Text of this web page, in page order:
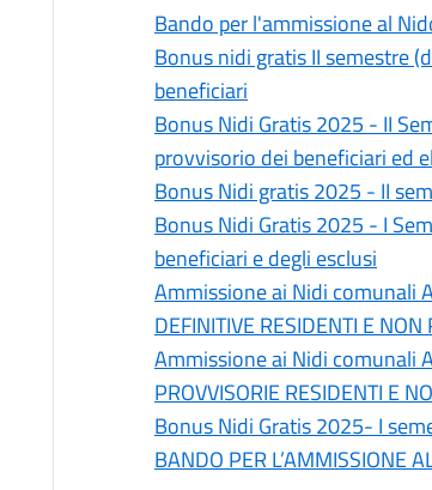
Bando per l'ammissione al
Bonus nidi gratis II semestre
beneficiari
Bonus Nidi Gratis 2025 - II
provvisorio dei beneficiari ed
Bonus Nidi gratis 2025 - II
Bonus Nidi Gratis 2025 - I
beneficiari e degli esclusi
Ammissione ai Nidi comunali
DEFINITIVE RESIDENTI E NON
Ammissione ai Nidi comunali
PROVVISORIE RESIDENTI E
Bonus Nidi Gratis 2025- I
BANDO PER L’AMMISSIONE